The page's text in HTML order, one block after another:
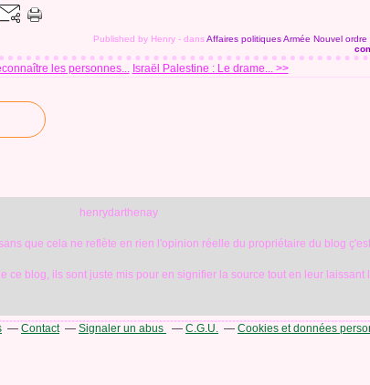
Published by Henry - dansAffaires politiquesArmée Nouvel ordre
les personnes... Israël Palestine : Le drame... >>
henrydarthenay
que cela ne reflète en rien l'opinion réelle du propriétaire du blog
ce blog, ils sont juste mis pour en signifier la source tout en leur
Contact Signaler un abus C.G.U. Cookies et données